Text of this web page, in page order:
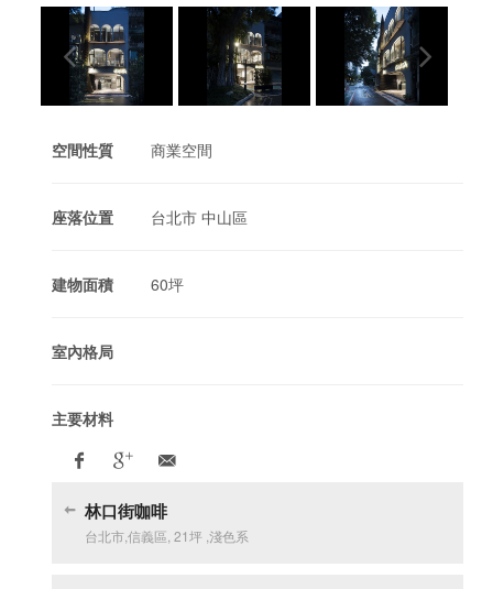
空間性質 商業空間
座落位置 台北市 中山區
建物面積 60坪
室內格局
主要材料
林口街咖啡
台北市,信義區 ,21坪 ,淺色系